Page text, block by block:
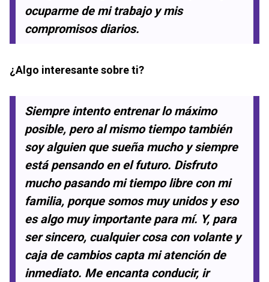
ocuparme de mi trabajo y mis
compromisos diarios.
¿Algo interesante sobre ti?
Siempre intento entrenar lo máximo
posible, pero al mismo tiempo también
soy alguien que sueña mucho y siempre
está pensando en el futuro. Disfruto
mucho pasando mi tiempo libre con mi
familia, porque somos muy unidos y eso
es algo muy importante para mí. Y, para
ser sincero, cualquier cosa con volante y
caja de cambios capta mi atención de
inmediato. Me encanta conducir, ir